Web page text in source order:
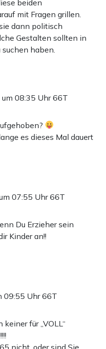
beiden
mit Fragen grillen.
dann politisch
Gestalten sollten in
haben.
08:35 Uhr66T
es dieses Mal dauert
07:55 Uhr66T
Du Erzieher sein
Kinder an!!
09:55 Uhr66T
für „VOLL“
nicht, oder sind Sie